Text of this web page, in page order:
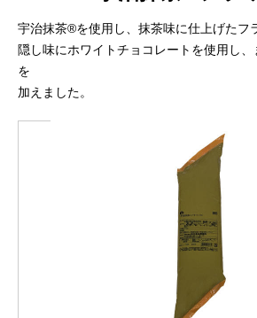
宇治抹茶®を使用し、抹茶味に仕上げたフ
隠し味にホワイトチョコレートを使用し
を
加えました。